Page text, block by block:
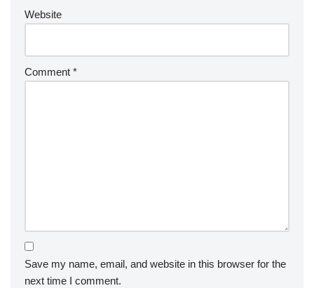
Website
Comment *
Save my name, email, and website in this browser for the
next time I comment.